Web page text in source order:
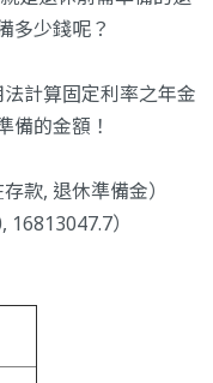
多少錢呢？
計算固定利率之年金
備的金額！
款, 退休準備金）
）